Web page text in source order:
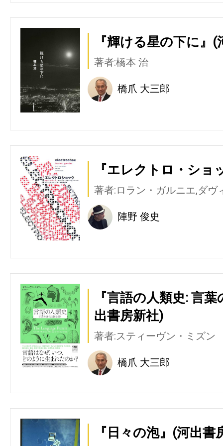
『輝ける星の下に』
著者:橋本 治
橋爪 大三郎
『エレクトロ・ショ
著者:ロラン・ガルニエ,ダヴ
陣野 俊史
『言語の人類史: 言
出書房新社)
著者:スティーヴン・ミズン
橋爪 大三郎
『日々の泡』(河出書